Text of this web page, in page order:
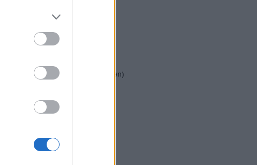
PSD
UDMR
Forța Dreptei (L. Orban)
REPER
POT (Gavrilă)